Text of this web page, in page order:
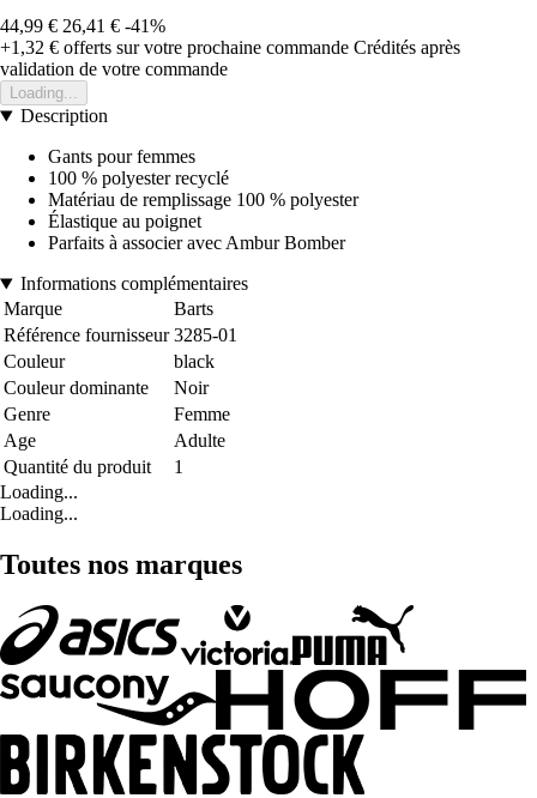
44,99 € 26,41 € -41%
+1,32 € offerts sur votre prochaine commande Crédités après
validation de votre commande
Loading...
Description
Gants pour femmes
100 % polyester recyclé
Matériau de remplissage 100 % polyester
Élastique au poignet
Parfaits à associer avec Ambur Bomber
Informations complémentaires
Marque
Barts
Référence fournisseur 3285-01
Couleur
black
Couleur dominante
Noir
Genre
Femme
Age
Adulte
Quantité du produit
1
Loading...
Loading...
Toutes nos marques